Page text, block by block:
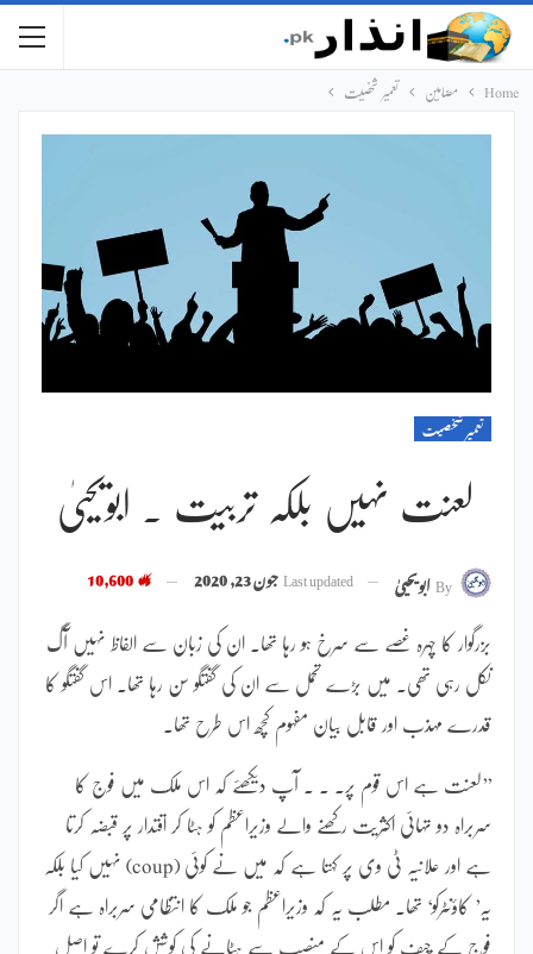
Home مضامین تعمیر شخصیت
تعمیر شخصیت
لعنت نہیں بلکہ تربیت ۔ ابویحییٰ
Byابویحییٰ Last updatedجون 23, 2020
بزرگوار کا چہرہ غصے سے سرخ ہو رہا تھا۔ ان کی زبان سے الفاظ نہیں آگ
نکل رہی تھی۔ میں بڑے تحمل سے ان کی گفتگو سن رہا تھا۔ اس گفتگو کا
قدرے مہذب اور قابل بیان مفہوم کچھ اس طرح تھا۔
’’لعنت ہے اس قوم پر۔ ۔ ۔ آپ دیکھئے کہ اس ملک میں فوج کا
سربراہ دو تہائی اکثریت رکھنے والے وزیراعظم کو ہٹا کر اقتدار پر قبضہ کرتا
ہے اور علانیہ ٹی وی پر کہتا ہے کہ میں نے کوئی (coup) نہیں کیا بلکہ
یہ’ کاؤنٹرکو‘ تھا۔ مطلب یہ کہ وزیراعظم جو ملک کا انتظامی سربراہ ہے اگر
فوج کے چیف کو اس کے منصب سے ہٹانے کی کوشش کرے تو اصل